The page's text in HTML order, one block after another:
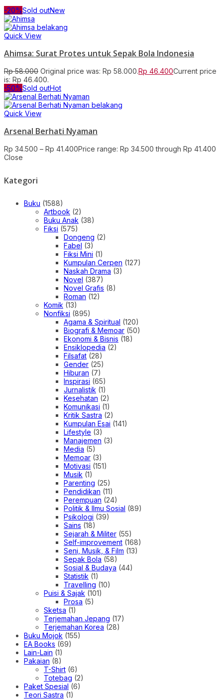
-20%Sold outNew
Quick View
Ahimsa: Surat Protes untuk Sepak Bola Indonesia
Rp58.000 Original price was: Rp 58.000.Rp 46.400Current price
is: Rp 46.400.
-50%Sold outHot
Quick View
Arsenal Berhati Nyaman
Rp 34.500 – Rp 41.400Price range: Rp 34.500 through Rp 41.400
Close
Kategori
Buku (1588)
Artbook (2)
Buku Anak (38)
Fiksi (575)
Dongeng (2)
Fabel (3)
Fiksi Mini (1)
Kumpulan Cerpen (127)
Naskah Drama (3)
Novel (387)
Novel Grafis (8)
Roman (12)
Komik (13)
Nonfiksi (895)
Agama & Spiritual (120)
Biografi & Memoar (50)
Ekonomi & Bisnis (18)
Ensiklopedia (2)
Filsafat (28)
Gender (25)
Hiburan (7)
Inspirasi (65)
Jurnalistik (1)
Kesehatan (2)
Komunikasi (1)
Kritik Sastra (2)
Kumpulan Esai (141)
Lifestyle (3)
Manajemen (3)
Media (5)
Memoar (3)
Motivasi (151)
Musik (1)
Parenting (25)
Pendidikan (11)
Perempuan (24)
Politik & Ilmu Sosial (89)
Psikologi (39)
Sains (18)
Sejarah & Militer (55)
Self-improvement (168)
Seni, Musik, & Film (13)
Sepak Bola (58)
Sosial & Budaya (44)
Statistik (1)
Travelling (10)
Puisi & Sajak (101)
Prosa (5)
Sketsa (1)
Terjemahan Jepang (17)
Terjemahan Korea (28)
Buku Mojok (155)
EA Books (69)
Lain-Lain (1)
Pakaian (8)
T-Shirt (6)
Totebag (2)
Paket Spesial (6)
Teori Sastra (1)